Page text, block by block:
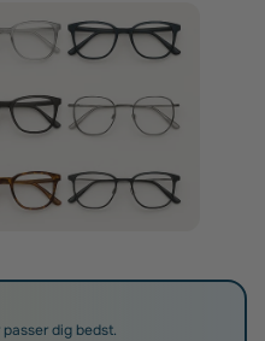
dig bedst.